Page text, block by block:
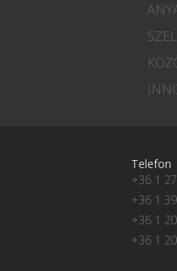
Telefon
+36 1
+36 1
+36 1
+36 1